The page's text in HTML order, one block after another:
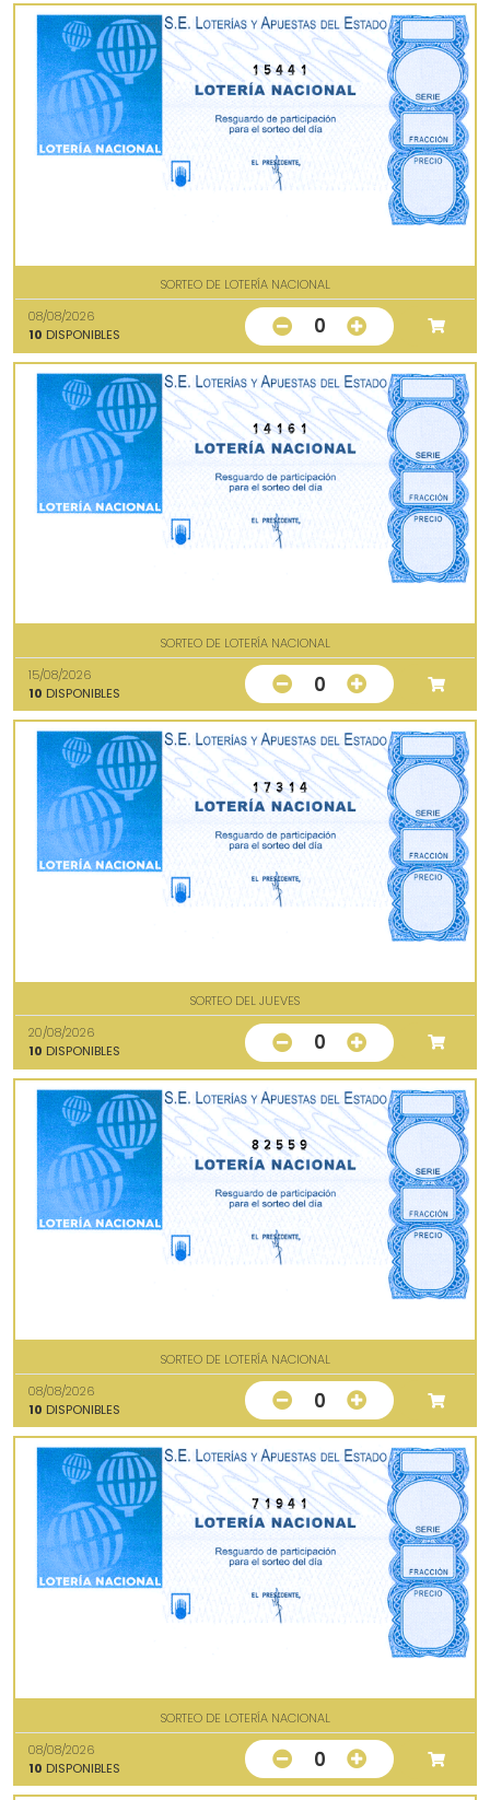
15441
SORTEO DE LOTERÍA NACIONAL
08/08/2026
10 DISPONIBLES 0
14161
SORTEO DE LOTERÍA NACIONAL
15/08/2026
10 DISPONIBLES 0
17314
SORTEO DEL JUEVES
20/08/2026
10 DISPONIBLES 0
82559
SORTEO DE LOTERÍA NACIONAL
08/08/2026
10 DISPONIBLES 0
71941
SORTEO DE LOTERÍA NACIONAL
08/08/2026
10 DISPONIBLES 0